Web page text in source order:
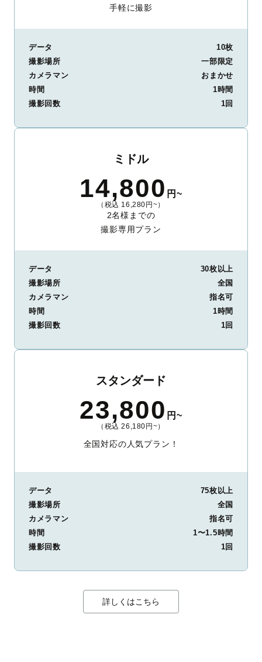
手軽に撮影
データ
10枚
撮影場所
一部限定
カメラマン
おまかせ
時間
1時間
撮影回数
1回
ミドル
14,800 円~
（税込 16,280円~）
2名様までの
撮影専用プラン
データ
30枚以上
撮影場所
全国
カメラマン
指名可
時間
1時間
撮影回数
1回
スタンダード
23,800 円~
（税込 26,180円~）
全国対応の人気プラン！
データ
75枚以上
撮影場所
全国
カメラマン
指名可
時間
1〜1.5時間
撮影回数
1回
詳しくはこちら